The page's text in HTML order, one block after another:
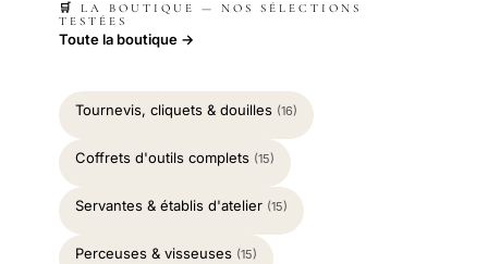
🛒 LA BOUTIQUE — NOS SÉLECTIONS
TESTÉES
Toute la boutique →
Tournevis, cliquets & douilles (16)
Coffrets d'outils complets (15)
Servantes & établis d'atelier (15)
Perceuses & visseuses (15)